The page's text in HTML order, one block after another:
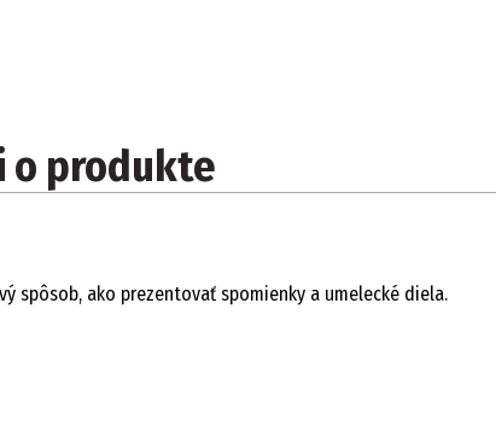
o produkte
spôsob, ako prezentovať spomienky a umelecké diela.